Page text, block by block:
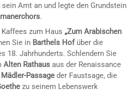
sein Amt an und legte den Grundstein
.
zum Haus „Zum Arabischen
Sie in Barthels Hofüber die
18. Jahrhunderts. Schlendern Sie
Alten Rathausaus der Renaissance
Mädler-Passageder Faustsage, die
zu seinem Lebenswerk